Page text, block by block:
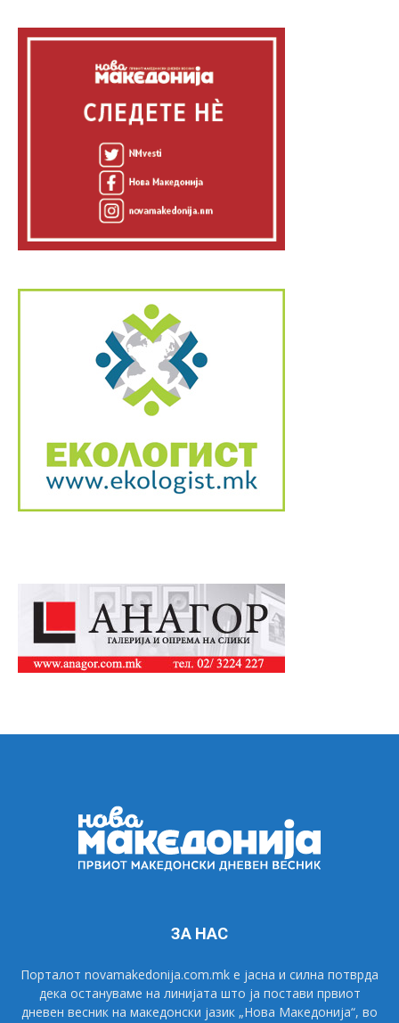
ЗА НАС
Порталот novamakedonija.com.mk е јасна и силна потврда
дека остануваме на линијата што ја постави првиот
дневен весник на македонски јазик „Нова Македонија“, во